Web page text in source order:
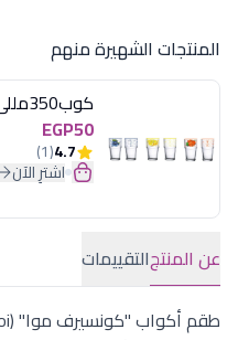
المنتجات الشهيرة منهم
كوب350مللى ورد هيريفين
EGP50
4.7
(1)
اشترِ الآن
عن المنتجالتقييمات